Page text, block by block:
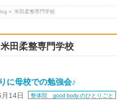
» 米田柔整専門学校
田柔整専門学校
に母校での勉強会♪
14日 整体院 good body.のひとりごと